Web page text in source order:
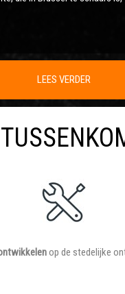
LEES VERDER
op de stedelijke